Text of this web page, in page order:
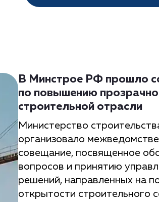
В Минстрое РФ прошло
по повышению
строительной отрасли
Министерство
организовало
совещание, посвященное
вопросов и принятию
решений, направленных на
открытости строительного